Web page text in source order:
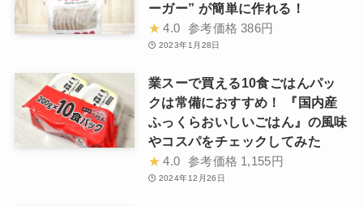
ーガー” が簡単に作れる！
★ 4.0 参考価格 386円
2023年1月28日
業スーで買える10食ごはんパッ
クは常備におすすめ！ 『国内産
ふっくらおいしいごはん』の風味
やコスパをチェックしてみた
★ 4.0 参考価格 1,155円
2024年12月26日